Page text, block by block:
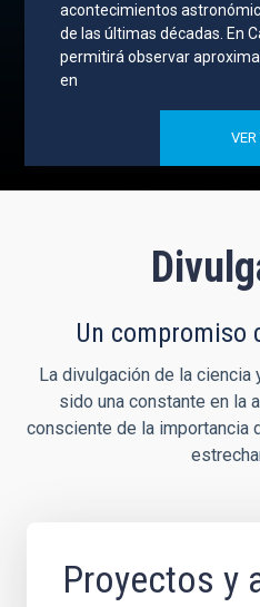
acontecimientos
de las últimas décadas. En
permitirá observar
en
Un compromiso
La divulgación de la
sido una constante en la
consciente de la importancia
Proyectos y